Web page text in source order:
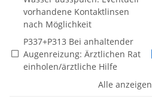
vorhandene Kontaktlinsen
nach Möglichkeit
P337+P313 Bei anhaltender
Augenreizung: Ärztlichen Rat
einholen/ärztliche Hilfe
Alle anzeigen